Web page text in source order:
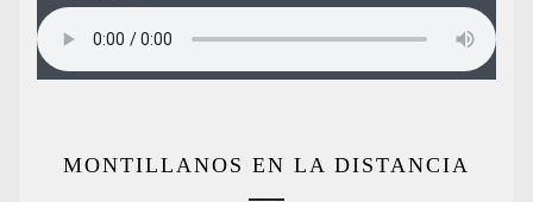
MONTILLANOS EN LA DISTANCIA